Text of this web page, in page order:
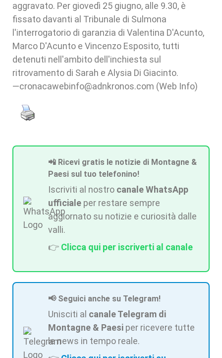
aggravato. Per giovedì 25 giugno, alle 9.30, è
fissato davanti al Tribunale di Sulmona
l'interrogatorio di garanzia di Valentina D'Acunto,
Marco D'Acunto e Vincenzo Esposito, tutti
detenuti nell'ambito dell'inchiesta sul
ritrovamento di Sarah e Alysia Di Giacinto.
—cronacawebinfo@adnkronos.com (Web Info)
📲 Ricevi gratis le notizie di Montagne &
Paesi sul tuo telefonino!
Iscriviti al nostro canale WhatsApp
ufficiale per restare sempre
aggiornato su notizie e curiosità dalle
valli.
👉 Clicca qui per iscriverti al canale
📢 Seguici anche su Telegram!
Unisciti al canale Telegram di
Montagne & Paesi per ricevere tutte
le news in tempo reale.